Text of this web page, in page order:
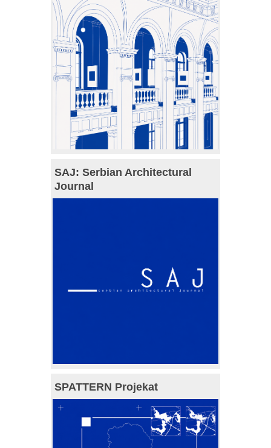
SAJ: Serbian Architectural
Journal
SPATTERN Projekat